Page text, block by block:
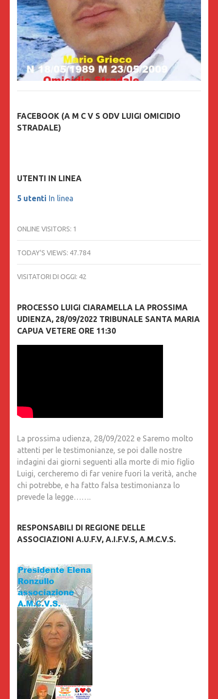
FACEBOOK (A M C V S ODV LUIGI OMICIDIO
STRADALE)
UTENTI IN LINEA
5 utenti In linea
ONLINE VISITORS: 1
TODAY'S VIEWS: 47.784
VISITATORI DI OGGI: 42
PROCESSO LUIGI CIARAMELLA LA PROSSIMA
UDIENZA, 28/09/2022 TRIBUNALE SANTA MARIA
CAPUA VETERE ORE 11:30
La prossima udienza, 28/09/2022 e Saremo molto
attenti per le testimonianze, se poi dalle nostre
indagini dai giorni seguenti alla morte di mio figlio
Luigi, cercheremo di far venire fuori la verità, anche
chi potrebbe, e ha fatto falsa testimonianza lo
prevede la legge…….
RESPONSABILI DI REGIONE DELLE
ASSOCIAZIONI A.U.F.V, A.I.F.V.S, A.M.C.V.S.